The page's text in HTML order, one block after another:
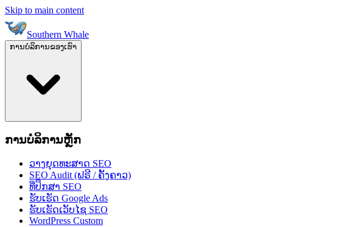
Skip to main content
Southern Whale
ການບໍລິການຂອງເຮົາ
ການບໍລິການຫຼັກ
ວາງຍຸດທະສາດ SEO
SEO Audit (ຟຣີ / ຄັ້ງຄາວ)
ທີ່ປຶກສາ SEO
ຮັບເຮັດ Google Ads
ຮັບເຮັດເວັບໄຊ SEO
WordPress Custom